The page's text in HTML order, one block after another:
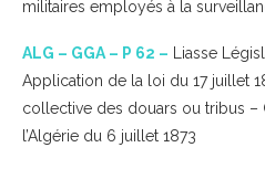
militaires employés à la
ALG – GGA – P 62 – Liasse
Application de la loi du 17 juillet
collective des douars ou tribus –
l’Algérie du 6 juillet 1873